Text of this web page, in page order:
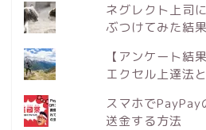
ネグレクト上司
ぶつけてみた結果
【アンケート結
エクセル上達法
スマホでPayPay
送金する方法